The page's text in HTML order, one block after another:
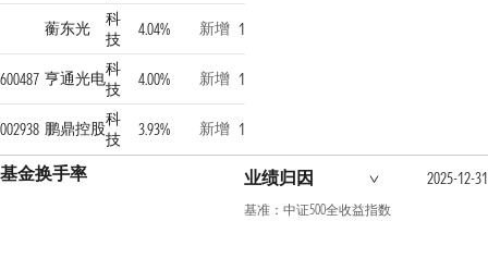
蘅东光
科
技
4.04% 新增 1
600487 亨通光电科
技
4.00% 新增 1
002938 鹏鼎控股科
技
3.93% 新增 1
基金换手率 业绩归因 2025-12-31
基准：中证500全收益指数